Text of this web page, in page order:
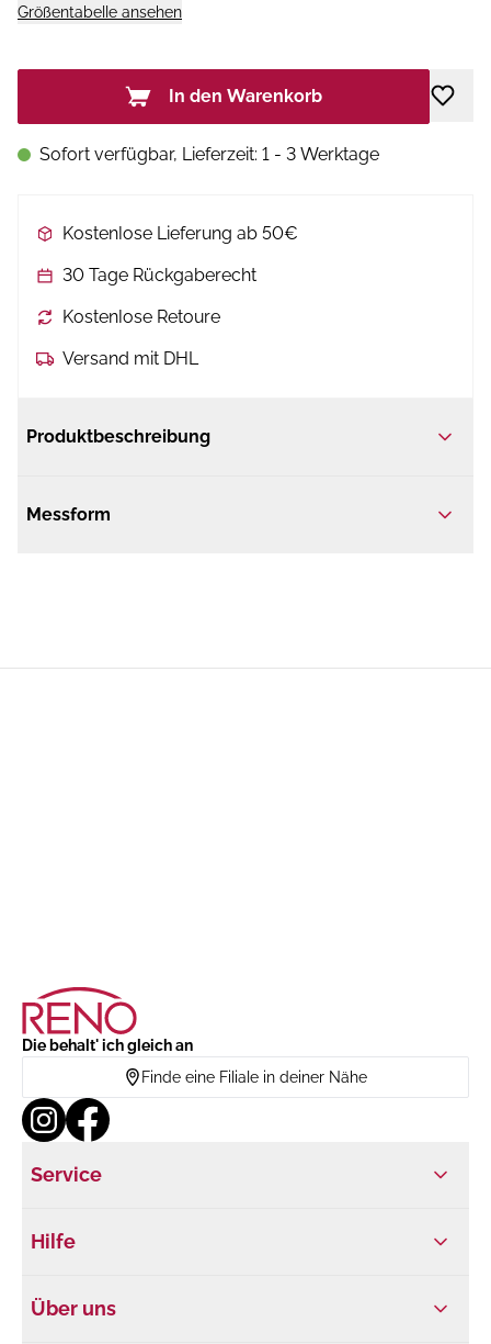
Größentabelle ansehen
In den Warenkorb
Sofort verfügbar, Lieferzeit: 1 - 3 Werktage
Kostenlose Lieferung ab 50€
30 Tage Rückgaberecht
Kostenlose Retoure
Versand mit DHL
Produktbeschreibung
Messform
Die behalt' ich gleich an
Finde eine Filiale in deiner Nähe
Service
Hilfe
Über uns